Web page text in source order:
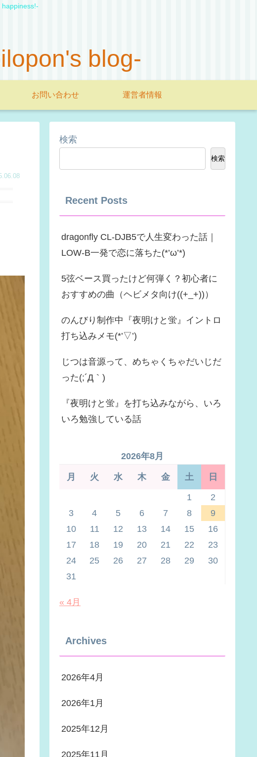
blog-
お問い合わせ 運営者情報
検索
検索
Recent Posts
dragonfly CL-DJB5で人生変わった話｜
LOW-B一発で恋に落ちた(*’ω’*)
5弦ベース買ったけど何弾く？初心者に
おすすめの曲（ヘビメタ向け((+_+))）
のんびり制作中『夜明けと蛍』イントロ
打ち込みメモ(*’▽’)
じつは音源って、めちゃくちゃだいじだ
った(;´Д｀)
『夜明けと蛍』を打ち込みながら、いろ
いろ勉強している話
2026年8月
月 火 水 木 金 土 日
1
2
3
4 5 6 7 8
9
10
11 12 13 14 15
16
17
18 19 20 21 22
23
24
25 26 27 28 29
30
31
« 4月
Archives
2026年4月
2026年1月
2025年12月
2025年11月